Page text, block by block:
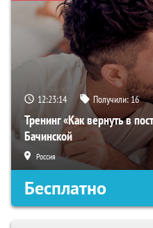
12:23:13 Получили:16
Тренинг «Как вернуть в
Бачинской
Россия
Бесплатно